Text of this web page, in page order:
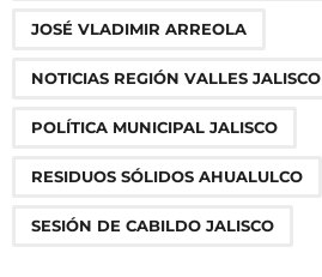
JOSÉ VLADIMIR ARREOLA
NOTICIAS REGIÓN VALLES JALISCO
POLÍTICA MUNICIPAL JALISCO
RESIDUOS SÓLIDOS AHUALULCO
SESIÓN DE CABILDO JALISCO